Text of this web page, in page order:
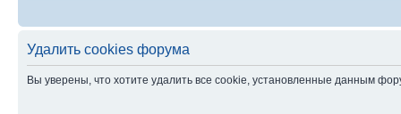
Удалить cookies форума
Вы уверены, что хотите удалить все cookie, установленные данным